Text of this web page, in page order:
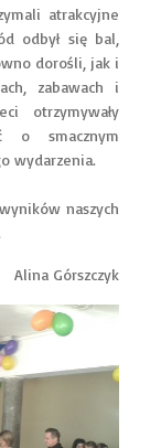
atrakcyjne
odbył się bal,
dorośli, jak i
zabawach i
otrzymywały
o smacznym
wydarzenia.
naszych
Alina Górszczyk